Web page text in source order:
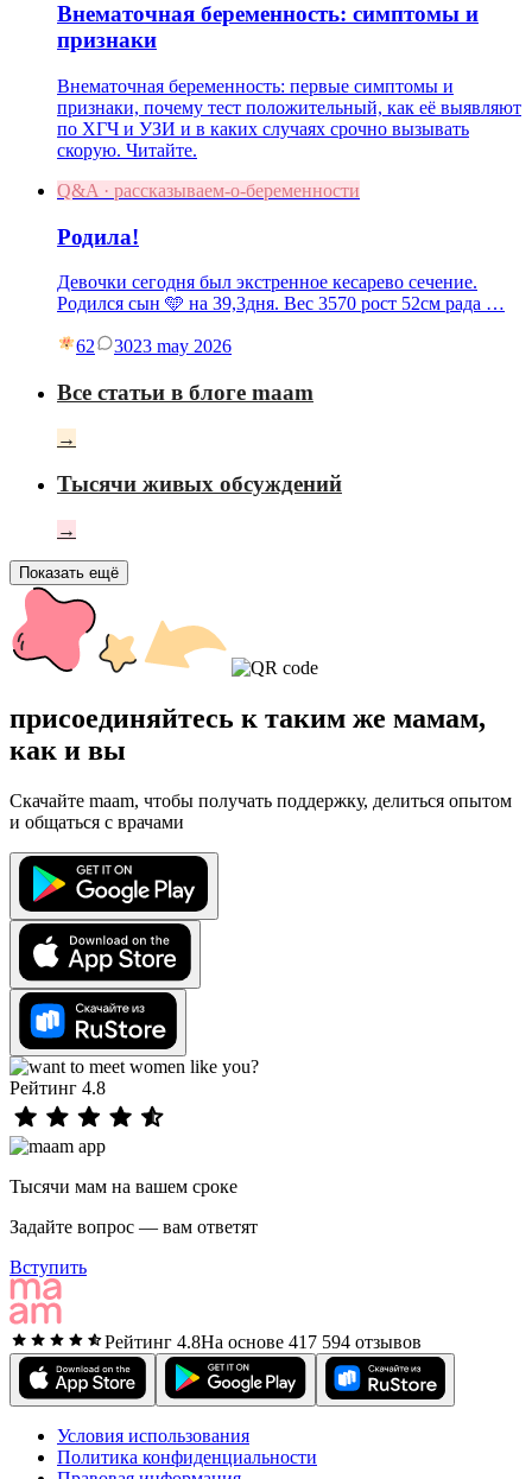
Внематочная беременность: симптомы и
признаки
Внематочная беременность: первые симптомы и
признаки, почему тест положительный, как её выявляют
по ХГЧ и УЗИ и в каких случаях срочно вызывать
скорую. Читайте.
Q&A · рассказываем-о-беременности
Родила!
Девочки сегодня был экстренное кесарево сечение.
Родился сын 🩵 на 39,3дня. Вес 3570 рост 52см рада …
62 3023 may 2026
Все статьи в блоге maam
→
Тысячи живых обсуждений
→
Показать ещё
присоединяйтесь к таким же мамам,
как и вы
Скачайте maam, чтобы получать поддержку, делиться опытом
и общаться с врачами
Рейтинг 4.8
Тысячи мам на вашем сроке
Задайте вопрос — вам ответят
Вступить
Рейтинг 4.8На основе 417 594 отзывов
Условия использования
Политика конфиденциальности